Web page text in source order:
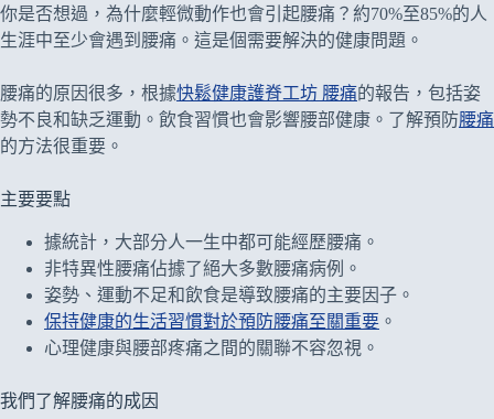
你是否想過，為什麼輕微動作也會引起腰痛？約70%至85%的人
生涯中至少會遇到腰痛。這是個需要解決的健康問題。
腰痛的原因很多，根據快鬆健康護脊工坊 腰痛的報告，包括姿
勢不良和缺乏運動。飲食習慣也會影響腰部健康。了解預防腰痛
的方法很重要。
主要要點
據統計，大部分人一生中都可能經歷腰痛。
非特異性腰痛佔據了絕大多數腰痛病例。
姿勢、運動不足和飲食是導致腰痛的主要因子。
保持健康的生活習慣對於預防腰痛至關重要 。
心理健康與腰部疼痛之間的關聯不容忽視。
我們了解腰痛的成因